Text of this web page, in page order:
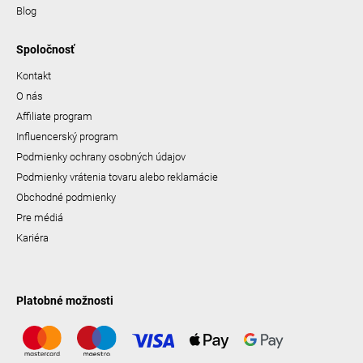
Blog
Spoločnosť
Kontakt
O nás
Affiliate program
Influencerský program
Podmienky ochrany osobných údajov
Podmienky vrátenia tovaru alebo reklamácie
Obchodné podmienky
Pre médiá
Kariéra
Platobné možnosti